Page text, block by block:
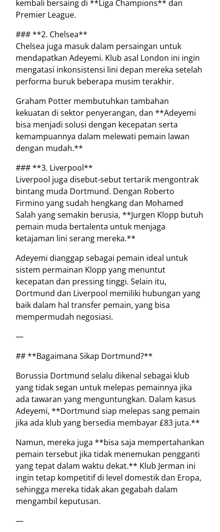
kembali bersaing di **Liga Champions** dan
Premier League.
### **2. Chelsea**
Chelsea juga masuk dalam persaingan untuk
mendapatkan Adeyemi. Klub asal London ini ingin
mengatasi inkonsistensi lini depan mereka setelah
performa buruk beberapa musim terakhir.
Graham Potter membutuhkan tambahan
kekuatan di sektor penyerangan, dan **Adeyemi
bisa menjadi solusi dengan kecepatan serta
kemampuannya dalam melewati pemain lawan
dengan mudah.**
### **3. Liverpool**
Liverpool juga disebut-sebut tertarik mengontrak
bintang muda Dortmund. Dengan Roberto
Firmino yang sudah hengkang dan Mohamed
Salah yang semakin berusia, **Jurgen Klopp butuh
pemain muda bertalenta untuk menjaga
ketajaman lini serang mereka.**
Adeyemi dianggap sebagai pemain ideal untuk
sistem permainan Klopp yang menuntut
kecepatan dan pressing tinggi. Selain itu,
Dortmund dan Liverpool memiliki hubungan yang
baik dalam hal transfer pemain, yang bisa
mempermudah negosiasi.
—
## **Bagaimana Sikap Dortmund?**
Borussia Dortmund selalu dikenal sebagai klub
yang tidak segan untuk melepas pemainnya jika
ada tawaran yang menguntungkan. Dalam kasus
Adeyemi, **Dortmund siap melepas sang pemain
jika ada klub yang bersedia membayar £83 juta.**
Namun, mereka juga **bisa saja mempertahankan
pemain tersebut jika tidak menemukan pengganti
yang tepat dalam waktu dekat.** Klub Jerman ini
ingin tetap kompetitif di level domestik dan Eropa,
sehingga mereka tidak akan gegabah dalam
mengambil keputusan.
—